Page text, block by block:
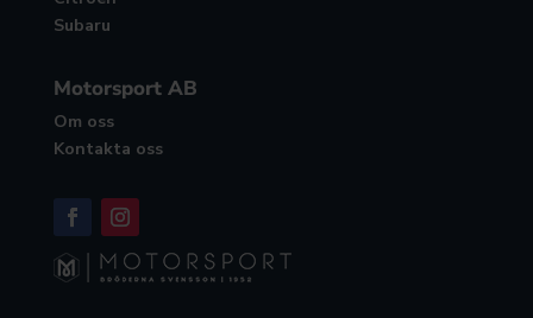
Subaru
Motorsport AB
Om oss
Kontakta oss